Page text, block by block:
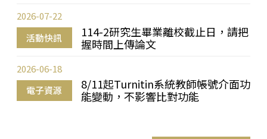
活動快訊
114-2研究生畢業離校截止日，請把
握時間上傳論文
2026-07-22
電子資源
8/11起Turnitin系統教師帳號介面功
能變動，不影響比對功能
2026-06-18